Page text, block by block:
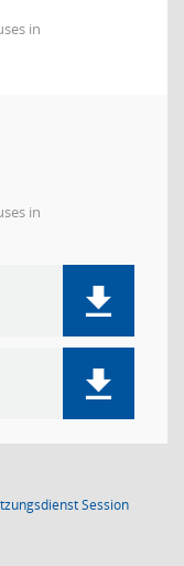
in
in
Session(Wird in